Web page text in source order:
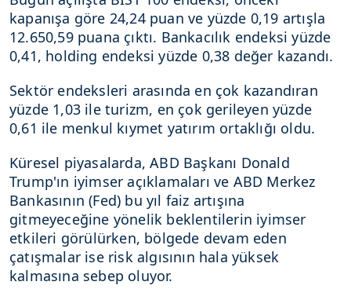
kapanışa göre 24,24 puan ve yüzde 0,19 artışla
12.650,59 puana çıktı. Bankacılık endeksi yüzde
0,41, holding endeksi yüzde 0,38 değer kazandı.
Sektör endeksleri arasında en çok kazandıran
yüzde 1,03 ile turizm, en çok gerileyen yüzde
0,61 ile menkul kıymet yatırım ortaklığı oldu.
Küresel piyasalarda, ABD Başkanı Donald
Trump'ın iyimser açıklamaları ve ABD Merkez
Bankasının (Fed) bu yıl faiz artışına
gitmeyeceğine yönelik beklentilerin iyimser
etkileri görülürken, bölgede devam eden
çatışmalar ise risk algısının hala yüksek
kalmasına sebep oluyor.